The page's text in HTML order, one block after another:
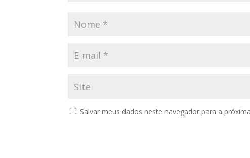
Salvar meus dados neste navegador para a